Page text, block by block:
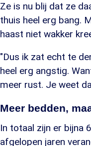
Ze is nu blij dat ze
thuis heel erg bang.
haast niet wakker
"Dus ik zat echt te
heel erg angstig.
meer rust. Je weet
Meer bedden,
In totaal zijn er bijna
afgelopen jaren